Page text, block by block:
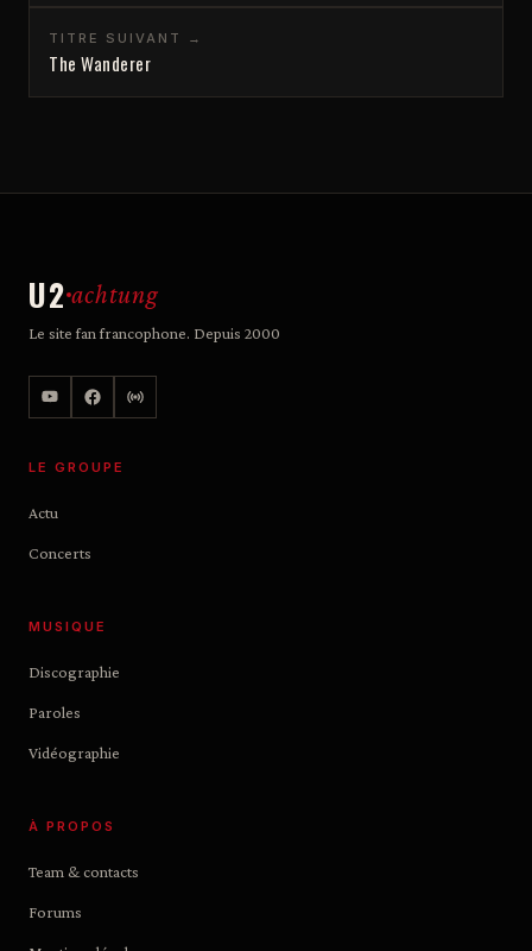
TITRE SUIVANT →
The Wanderer
U2 achtung
Le site fan francophone. Depuis 2000
LE GROUPE
Actu
Concerts
MUSIQUE
Discographie
Paroles
Vidéographie
À PROPOS
Team & contacts
Forums